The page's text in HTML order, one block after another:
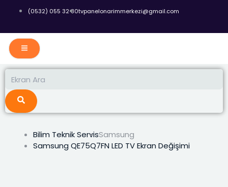
(0532) 055 32 80tvpanelonarimmerkezi@gmail.com
Bilim Teknik ServisSamsung
Samsung QE75Q7FN LED TV Ekran Değişimi